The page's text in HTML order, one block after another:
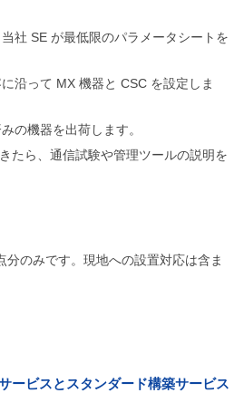
社 SE が最低限のパラメータシートを
沿って MX 機器と CSC を設定しま
の機器を出荷します。
たら、通信試験や管理ツールの説明を
分のみです。現地への設置対応は含ま
ービスとスタンダード構築サービス